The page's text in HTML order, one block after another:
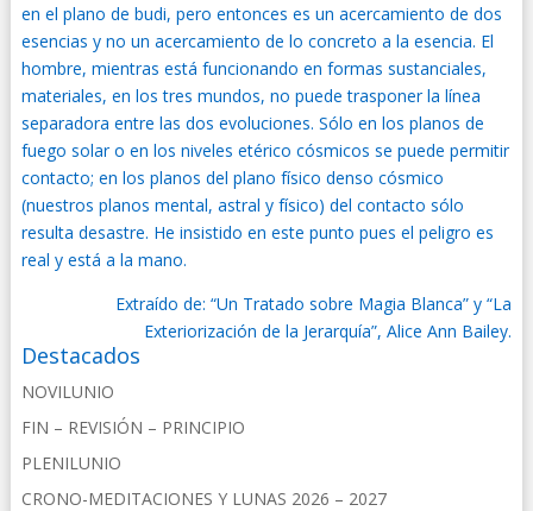
en el plano de budi, pero entonces es un acercamiento de dos
esencias y no un acercamiento de lo concreto a la esencia. El
hombre, mientras está funcionando en formas sustanciales,
materiales, en los tres mundos, no puede trasponer la línea
separadora entre las dos evoluciones. Sólo en los planos de
fuego solar o en los niveles etérico cósmicos se puede permitir
contacto; en los planos del plano físico denso cósmico
(nuestros planos mental, astral y físico) del contacto sólo
resulta desastre. He insistido en este punto pues el peligro es
real y está a la mano.
Extraído de: “Un Tratado sobre Magia Blanca” y “La
Exteriorización de la Jerarquía”, Alice Ann Bailey.
Destacados
NOVILUNIO
FIN – REVISIÓN – PRINCIPIO
PLENILUNIO
CRONO-MEDITACIONES Y LUNAS 2026 – 2027